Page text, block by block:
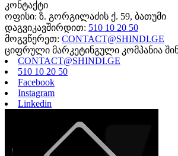
კონტაქტი
ოფისი: ზ. გორგილაძის ქ. 59, ბათუმი
დაგვიკავშირდით: 510 10 20 50
მოგვწერეთ: CONTACT@SHINDI.GE
ციფრული მარკეტინგული კომპანია
CONTACT@SHINDI.GE
510 10 20 50
Facebook
Instagram
Linkedin